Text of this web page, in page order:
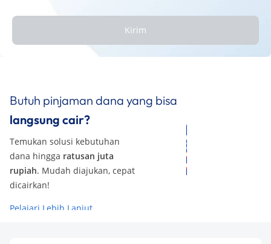
Kirim
Butuh pinjaman dana yang bisa
langsung cair?
Temukan solusi kebutuhan
dana hingga ratusan juta
rupiah. Mudah diajukan, cepat
dicairkan!
Pelajari Lebih Lanjut